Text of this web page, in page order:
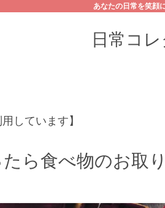
あなたの日常を笑顔
日常コレ
しています】
ら食べ物のお取